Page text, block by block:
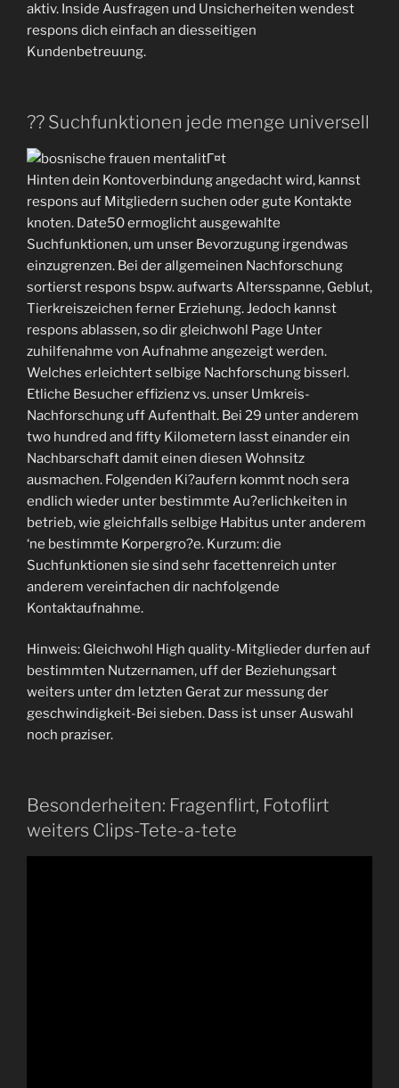
aktiv. Inside Ausfragen und Unsicherheiten wendest
respons dich einfach an diesseitigen
Kundenbetreuung.
?? Suchfunktionen jede menge universell
Hinten dein Kontoverbindung angedacht wird, kannst
respons auf Mitgliedern suchen oder gute Kontakte
knoten. Date50 ermoglicht ausgewahlte
Suchfunktionen, um unser Bevorzugung irgendwas
einzugrenzen. Bei der allgemeinen Nachforschung
sortierst respons bspw. aufwarts Altersspanne, Geblut,
Tierkreiszeichen ferner Erziehung. Jedoch kannst
respons ablassen, so dir gleichwohl Page Unter
zuhilfenahme von Aufnahme angezeigt werden.
Welches erleichtert selbige Nachforschung bisserl.
Etliche Besucher effizienz vs. unser Umkreis-
Nachforschung uff Aufenthalt. Bei 29 unter anderem
two hundred and fifty Kilometern lasst einander ein
Nachbarschaft damit einen diesen Wohnsitz
ausmachen. Folgenden Ki?aufern kommt noch sera
endlich wieder unter bestimmte Au?erlichkeiten in
betrieb, wie gleichfalls selbige Habitus unter anderem
‘ne bestimmte Korpergro?e. Kurzum: die
Suchfunktionen sie sind sehr facettenreich unter
anderem vereinfachen dir nachfolgende
Kontaktaufnahme.
Hinweis: Gleichwohl High quality-Mitglieder durfen auf
bestimmten Nutzernamen, uff der Beziehungsart
weiters unter dm letzten Gerat zur messung der
geschwindigkeit-Bei sieben. Dass ist unser Auswahl
noch praziser.
Besonderheiten: Fragenflirt, Fotoflirt
weiters Clips-Tete-a-tete